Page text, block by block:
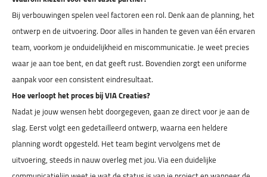
Bij verbouwingen spelen veel factoren een rol. Denk aan de planning, het
ontwerp en de uitvoering. Door alles in handen te geven van één ervaren
team, voorkom je onduidelijkheid en miscommunicatie. Je weet precies
waar je aan toe bent, en dat geeft rust. Bovendien zorgt een uniforme
aanpak voor een consistent eindresultaat.
Hoe verloopt het proces bij VIA Creaties?
Nadat je jouw wensen hebt doorgegeven, gaan ze direct voor je aan de
slag. Eerst volgt een gedetailleerd ontwerp, waarna een heldere
planning wordt opgesteld. Het team begint vervolgens met de
uitvoering, steeds in nauw overleg met jou. Via een duidelijke